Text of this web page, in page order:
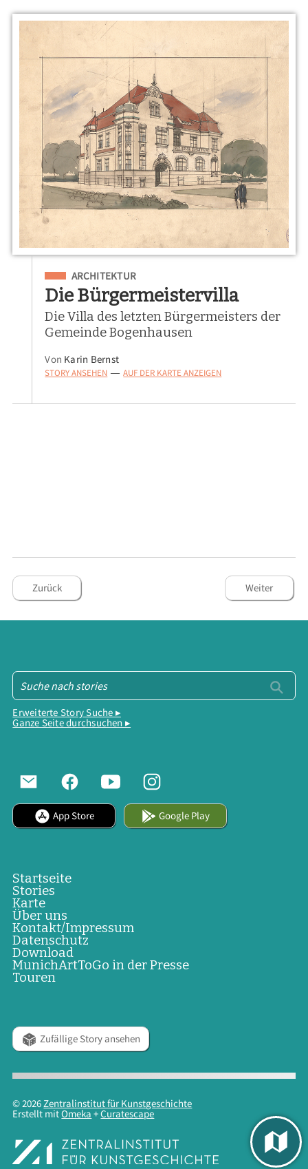
Eingeordnet unter
ARCHITEKTUR
Die Bürgermeistervilla
Die Villa des letzten Bürgermeisters der
Gemeinde Bogenhausen
Von Karin Bernst
STORY ANSEHEN — AUF DER KARTE ANZEIGEN
Zurück Weiter
Erweiterte Story Suche ▸
Ganze Seite durchsuchen ▸
App Store Google Play
Startseite
Stories
Karte
Über uns
Kontakt/Impressum
Datenschutz
Download
MunichArtToGo in der Presse
Touren
Zufällige Story ansehen
© 2026 Zentralinstitut für Kunstgeschichte
Erstellt mitOmeka +Curatescape